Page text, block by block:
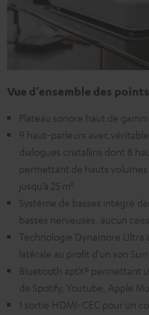
Vue d’ensemble des
Plateau sonore haut de
9 haut-parleurs avec
dialogues cristallins dont 8
permettant de hauts volumes
jusqu’à 25 m²
Système de basses intégré
basses nerveuses, aucun
Technologie Dynamore
latérale au profit d’un son
Bluetooth aptX® permettant
de Spotify, Youtube, Apple
1 sortie HDMI-CEC pour un